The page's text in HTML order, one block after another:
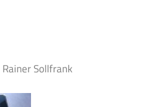
Rainer Sollfrank